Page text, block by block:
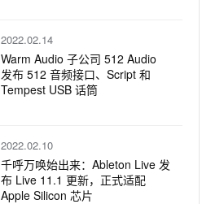
2022.02.14
Warm Audio 子公司 512 Audio
发布 512 音频接口、Script 和
Tempest USB 话筒
2022.02.10
千呼万唤始出来：Ableton Live 发
布 Live 11.1 更新，正式适配
Apple Silicon 芯片